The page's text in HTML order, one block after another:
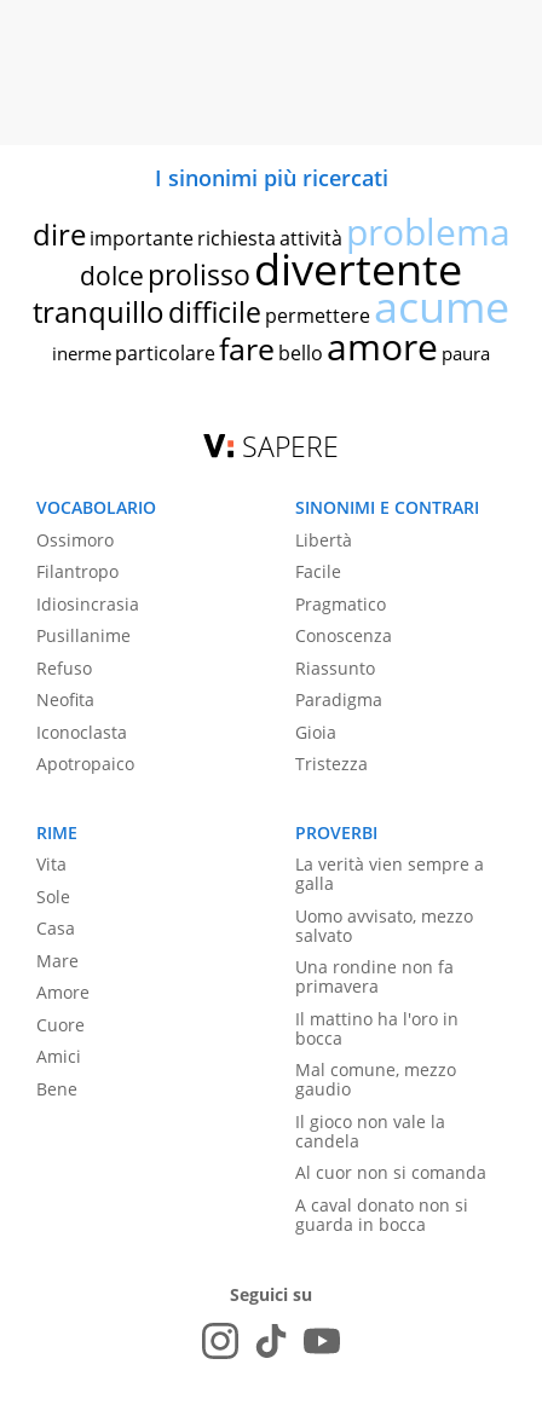
I sinonimi più ricercati
dire importante richiestaattività problema
dolce prolissodivertente
tranquillodifficile permettereacume
inerme particolarefare bello amore paura
SAPERE
VOCABOLARIO
Ossimoro
Filantropo
Idiosincrasia
Pusillanime
Refuso
Neofita
Iconoclasta
Apotropaico
SINONIMI E CONTRARI
Libertà
Facile
Pragmatico
Conoscenza
Riassunto
Paradigma
Gioia
Tristezza
RIME
Vita
Sole
Casa
Mare
Amore
Cuore
Amici
Bene
PROVERBI
La verità vien sempre a
galla
Uomo avvisato, mezzo
salvato
Una rondine non fa
primavera
Il mattino ha l'oro in
bocca
Mal comune, mezzo
gaudio
Il gioco non vale la
candela
Al cuor non si comanda
A caval donato non si
guarda in bocca
Seguici su